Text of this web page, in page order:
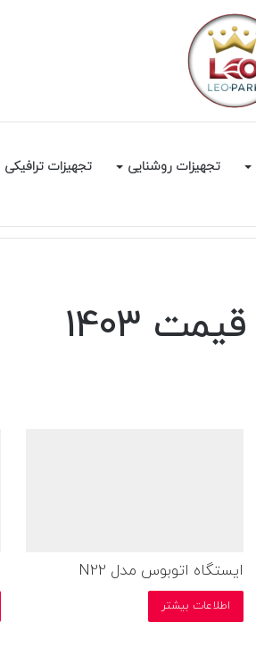
تجهیزات روشنایی تجهیزات ترافیکی
1403
ایستگاه اتوبوس مدل N22
اطلاعات بیشتر